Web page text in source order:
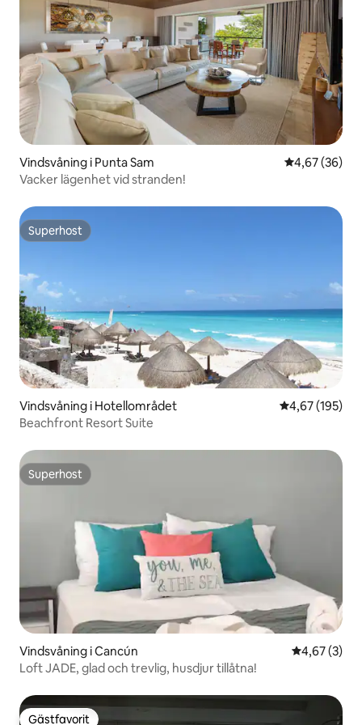
Vindsvåning i Punta Sam 4,67 av 5 i
4,67 (36)
Vacker lägenhet vid stranden!
Superhost
Superhost
Vindsvåning i Hotellområdet 4,67 av 5 i
4,67 (195)
Beachfront Resort Suite
Superhost
Superhost
Vindsvåning i Cancún 4,67 av 5 i
4,67 (3)
Loft JADE, glad och trevlig, husdjur tillåtna!
Gästfavorit